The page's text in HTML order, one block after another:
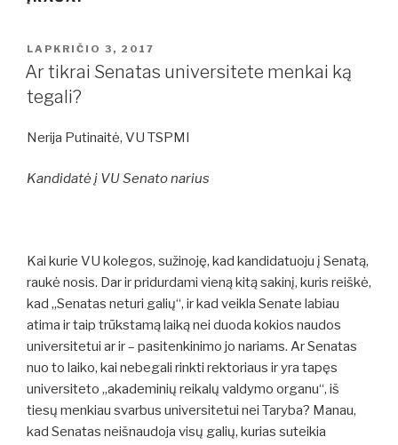
PASKELBTA
LAPKRIČIO 3, 2017
Ar tikrai Senatas universitete menkai ką
tegali?
Nerija Putinaitė, VU TSPMI
Kandidatė į VU Senato narius
Kai kurie VU kolegos, sužinoję, kad kandidatuoju į Senatą,
raukė nosis. Dar ir pridurdami vieną kitą sakinį, kuris reiškė,
kad „Senatas neturi galių“, ir kad veikla Senate labiau
atima ir taip trūkstamą laiką nei duoda kokios naudos
universitetui ar ir – pasitenkinimo jo nariams. Ar Senatas
nuo to laiko, kai nebegali rinkti rektoriaus ir yra tapęs
universiteto „akademinių reikalų valdymo organu“, iš
tiesų menkiau svarbus universitetui nei Taryba? Manau,
kad Senatas neišnaudoja visų galių, kurias suteikia